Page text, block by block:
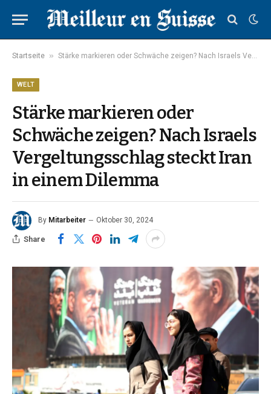
Startseite » Stärke markieren oder Schwäche zeigen? Nach Israels Vergeltungsschlag steckt Iran in einem Dilemma
WELT
Stärke markieren oder
Schwäche zeigen? Nach Israels
Vergeltungsschlag steckt Iran
in einem Dilemma
By Mitarbeiter Oktober 30, 2024
Share